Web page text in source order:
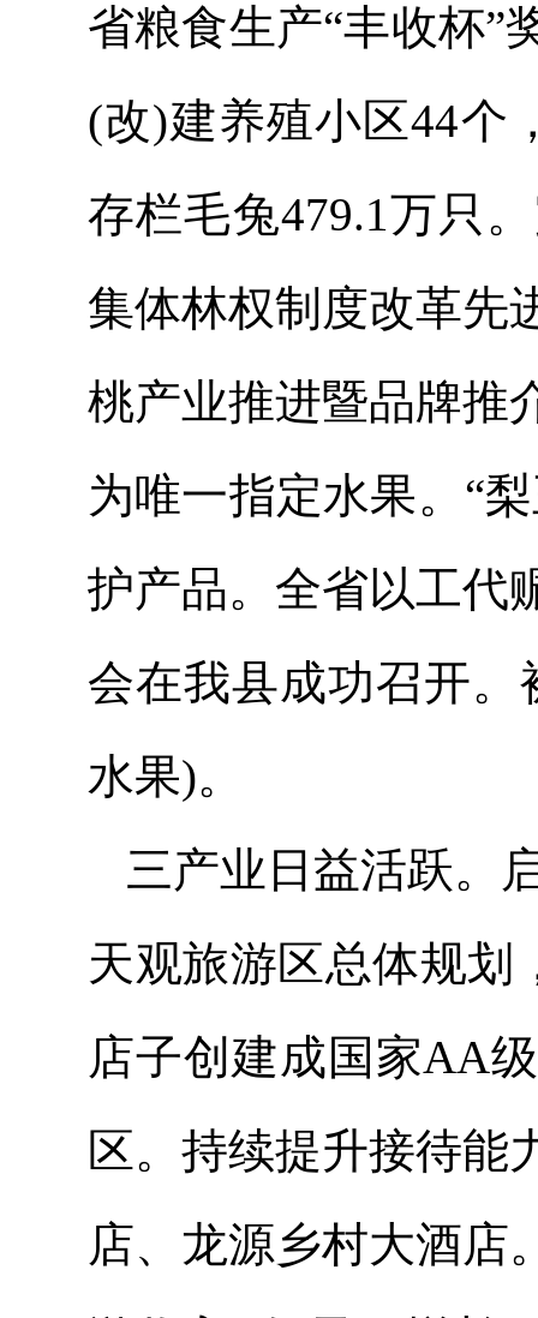
省粮食生产“丰收杯”
(改)建养殖小区44个
存栏毛兔479.1万只
集体林权制度改革先
桃产业推进暨品牌推
为唯一指定水果。“
护产品。全省以工代
会在我县成功召开
水果)。
三产业日益活跃。
天观旅游区总体规划
店子创建成国家AA
区。持续提升接待能
店、龙源乡村大酒店